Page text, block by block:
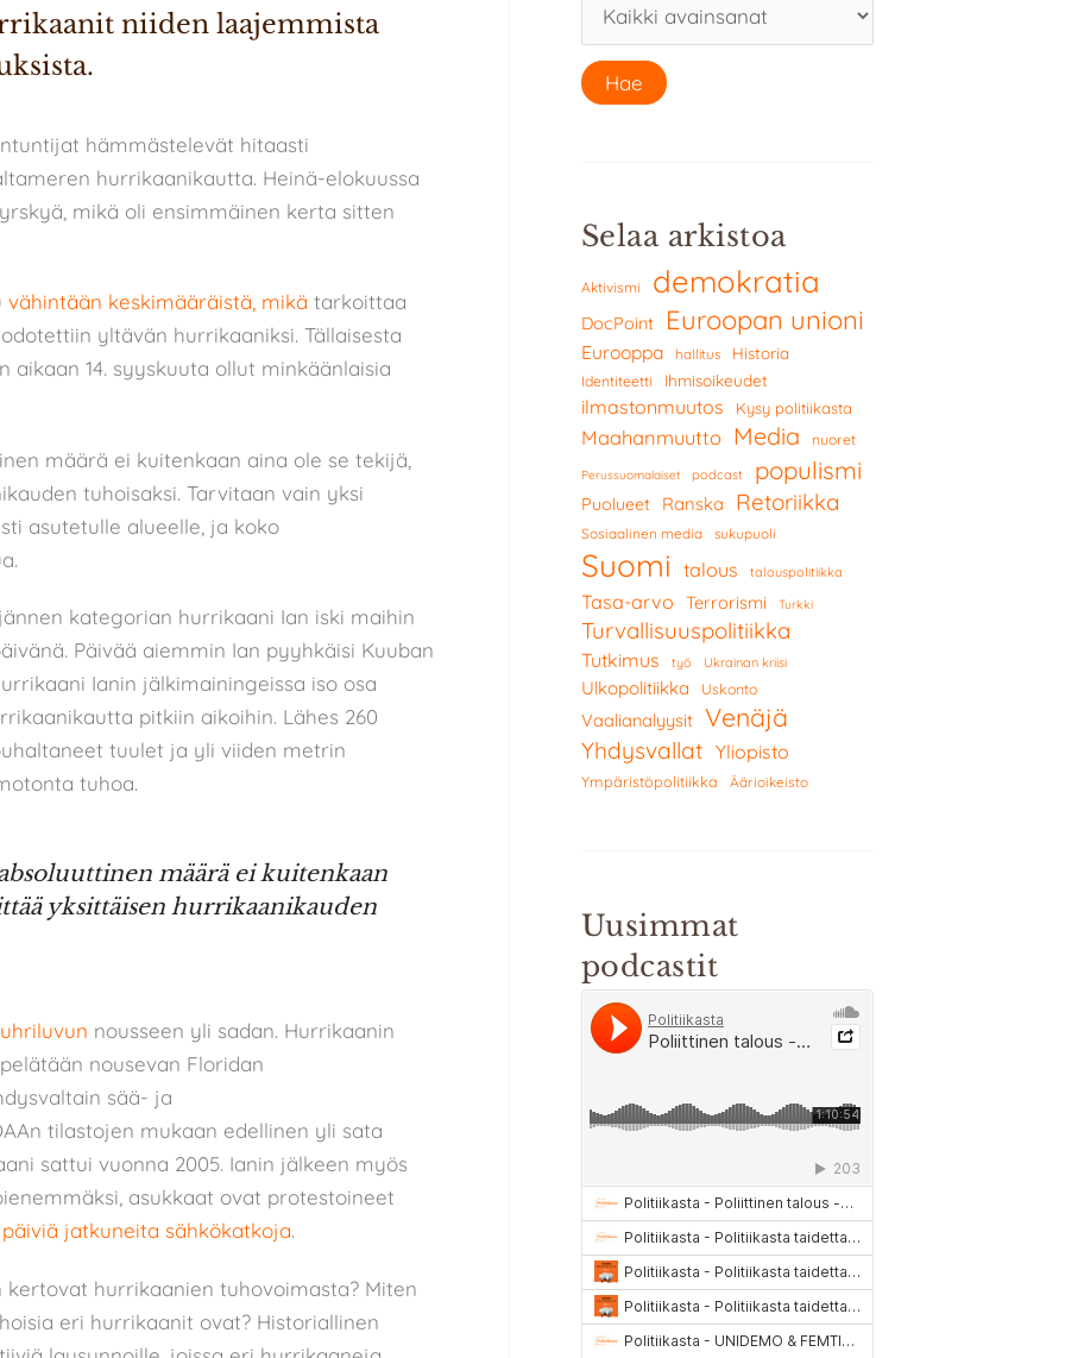
niiden laajemmista
hämmästelevät hitaasti
hurrikaanikautta. Heinä-elokuussa
mikä oli ensimmäinen kerta sitten
vähintään keskimääräistä, mikä tarkoittaa
yltävän hurrikaaniksi. Tällaisesta
aikaan 14. syyskuuta ollut minkäänlaisia
määrä ei kuitenkaan aina ole se tekijä,
tuhoisaksi. Tarvitaan vain yksi
asutetulle alueelle, ja koko
kategorian hurrikaani Ian iski maihin
Päivää aiemmin Ian pyyhkäisi Kuuban
Ianin jälkimainingeissa iso osa
pitkiin aikoihin. Lähes 260
tuulet ja yli viiden metrin
tuhoa.
määrä ei kuitenkaan
yksittäisen hurrikaanikauden
nousseen yli sadan. Hurrikaanin
nousevan Floridan
sää- ja
tilastojen mukaan edellinen yli sata
sattui vuonna 2005. Ianin jälkeen myös
asukkaat ovat protestoineet
jatkuneita sähkökatkoja.
hurrikaanien tuhovoimasta? Miten
eri hurrikaanit ovat? Historiallinen
Selaa arkistoa
Aktivismi demokratia
DocPoint Euroopan unioni
Eurooppa hallitus Historia
Identiteetti Ihmisoikeudet
ilmastonmuutos Kysy politiikasta
Maahanmuutto Media nuoret
Perussuomalaiset podcast populismi
Puolueet Ranska Retoriikka
Sosiaalinen media sukupuoli
Suomi talous talouspolitiikka
Tasa-arvo Terrorismi Turkki
Turvallisuuspolitiikka
Tutkimus työ Ukrainan kriisi
Ulkopolitiikka Uskonto
Vaalianalyysit Venäjä
Yhdysvallat Yliopisto
Ympäristöpolitiikka Äärioikeisto
Uusimmat
podcastit